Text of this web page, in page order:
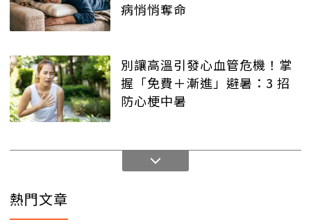
病悄悄奪命
別讓高溫引發心血管危機！掌
握「免費＋漸進」避暑：3 招
防心梗中暑
熱門文章